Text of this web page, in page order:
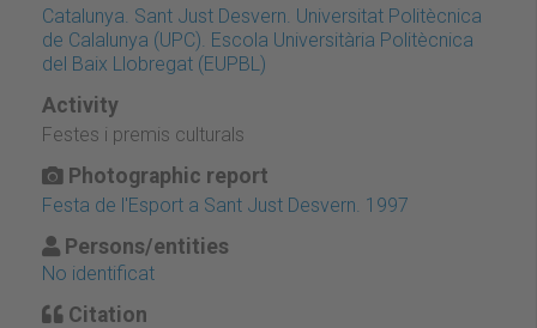
Catalunya. Sant Just Desvern. Universitat Politècnica
de Calalunya (UPC). Escola Universitària Politècnica
del Baix Llobregat (EUPBL)
Activity
Festes i premis culturals
Photographic report
Festa de l'Esport a Sant Just Desvern. 1997
Persons/entities
No identificat
Citation